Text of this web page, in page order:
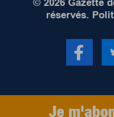
© 2026 Gazette
réservés.
Je